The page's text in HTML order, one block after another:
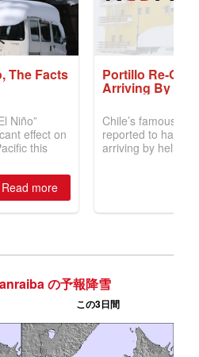
の予報降雪
この3日間